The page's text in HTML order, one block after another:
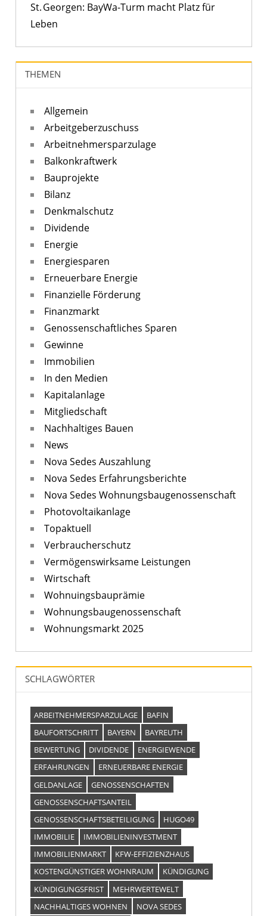
St. Georgen: BayWa-Turm macht Platz für
Leben
THEMEN
Allgemein
Arbeitgeberzuschuss
Arbeitnehmersparzulage
Balkonkraftwerk
Bauprojekte
Bilanz
Denkmalschutz
Dividende
Energie
Energiesparen
Erneuerbare Energie
Finanzielle Förderung
Finanzmarkt
Genossenschaftliches Sparen
Gewinne
Immobilien
In den Medien
Kapitalanlage
Mitgliedschaft
Nachhaltiges Bauen
News
Nova Sedes Auszahlung
Nova Sedes Erfahrungsberichte
Nova Sedes Wohnungsbaugenossenschaft
Photovoltaikanlage
Topaktuell
Verbraucherschutz
Vermögenswirksame Leistungen
Wirtschaft
Wohnuingsbauprämie
Wohnungsbaugenossenschaft
Wohnungsmarkt 2025
SCHLAGWÖRTER
ARBEITNEHMERSPARZULAGE
BAFIN
BAUFORTSCHRITT
BAYERN
BAYREUTH
BEWERTUNG
DIVIDENDE
ENERGIEWENDE
ERFAHRUNGEN
ERNEUERBARE ENERGIE
GELDANLAGE
GENOSSENSCHAFTEN
GENOSSENSCHAFTSANTEIL
GENOSSENSCHAFTSBETEILIGUNG
HUGO49
IMMOBILIE
IMMOBILIENINVESTMENT
IMMOBILIENMARKT
KFW-EFFIZIENZHAUS
KOSTENGÜNSTIGER WOHNRAUM
KÜNDIGUNG
KÜNDIGUNGSFRIST
MEHRWERTEWELT
NACHHALTIGES WOHNEN
NOVA SEDES